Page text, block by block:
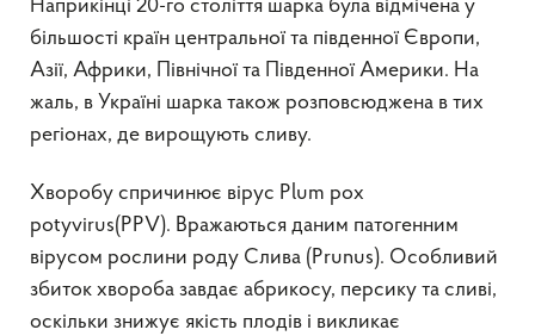
Наприкінці 20-го століття шарка була відмічена у
більшості країн центральної та південної Європи,
Азії, Африки, Північної та Південної Америки. На
жаль, в Україні шарка також розповсюджена в тих
регіонах, де вирощують сливу.
Хворобу спричинює вірус Plum pox
potyvirus(PPV). Вражаються даним патогенним
вірусом рослини роду Слива (Prunus). Особливий
збиток хвороба завдає абрикосу, персику та сливі,
оскільки знижує якість плодів і викликає